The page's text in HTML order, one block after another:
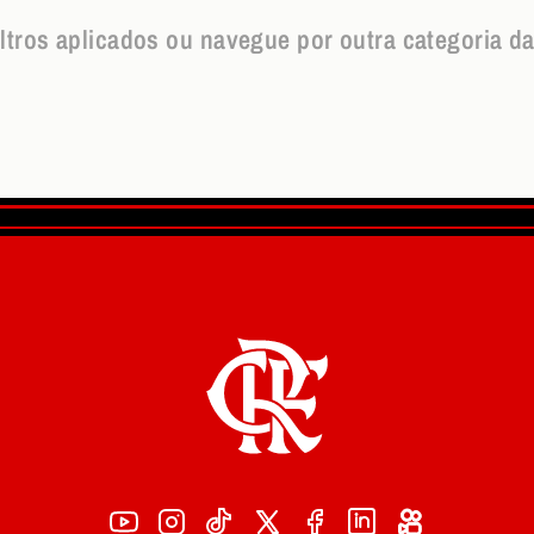
aplicados ou navegue por outra categoria